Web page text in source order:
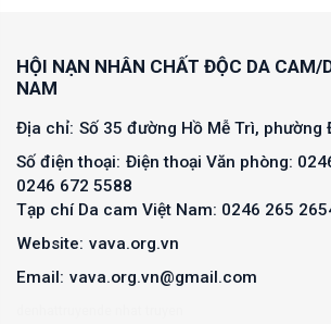
HỘI NẠN NHÂN CHẤT ĐỘC DA CAM/
NAM
Địa chỉ: Số 35 đường Hồ Mễ Trì, phường
Số điện thoại: Điện thoại Văn phòng:
0246 672 5588
Tạp chí Da cam Việt Nam: 0246 265
Website: vava.org.vn
Email: vava.org.vn@gmail.com